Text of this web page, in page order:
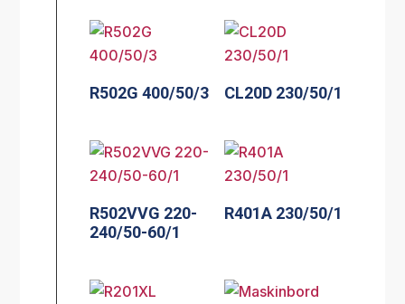
R502G 400/50/3 CL20D 230/50/1
R502VVG 220-
240/50-60/1
R401A 230/50/1